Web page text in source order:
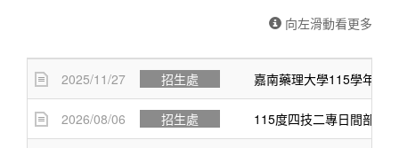
向左滑動看更多
2025/11/27 招生處 嘉南藥理大學115學年度
2026/08/06 招生處 115度四技二專日間部聯